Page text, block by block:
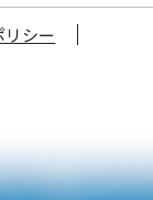
シー